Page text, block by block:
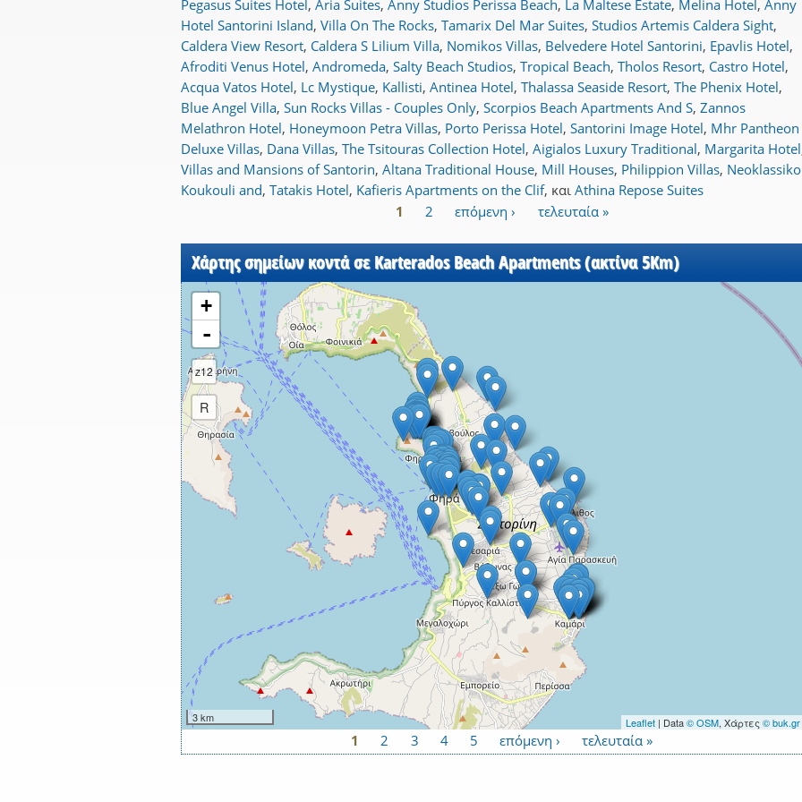
Pegasus Suites Hotel , Aria Suites, Anny Studios Perissa Beach, La Maltese Estate, Melina Hotel , Anny
Hotel Santorini Island, Villa On The Rocks, Tamarix Del Mar Suites, Studios Artemis Caldera Sight,
Caldera View Resort, Caldera S Lilium Villa, Nomikos Villas, Belvedere Hotel Santorini, Epavlis Hotel,
Afroditi Venus Hotel, Andromeda, Salty Beach Studios, Tropical Beach, Tholos Resort, Castro Hotel,
Acqua Vatos Hotel, Lc Mystique, Kallisti, Antinea Hotel, Thalassa Seaside Resort, The Phenix Hotel,
Blue Angel Villa, Sun Rocks Villas - Couples Only, Scorpios Beach Apartments And S, Zannos
Melathron Hotel, Honeymoon Petra Villas, Porto Perissa Hotel, Santorini Image Hotel, Mhr Pantheon
Deluxe Villas, Dana Villas, The Tsitouras Collection Hotel, Aigialos Luxury Traditional, Margarita Hotel
Villas and Mansions of Santorin, Altana Traditional House, Mill Houses, Philippion Villas, Neoklassiko
Koukouli and, Tatakis Hotel, Kafieris Apartments on the Clif, και Athina Repose Suites
1 2 επόμενη › τελευταία »
Χάρτης σημείων κοντά σε Karterados Beach Apartments (ακτίνα 5Km)
+
-
z12
R
3 km Leaflet| Data© OSM, Χάρτες © buk.gr
Σελίδες
1 2 3 4 5 επόμενη › τελευταία »